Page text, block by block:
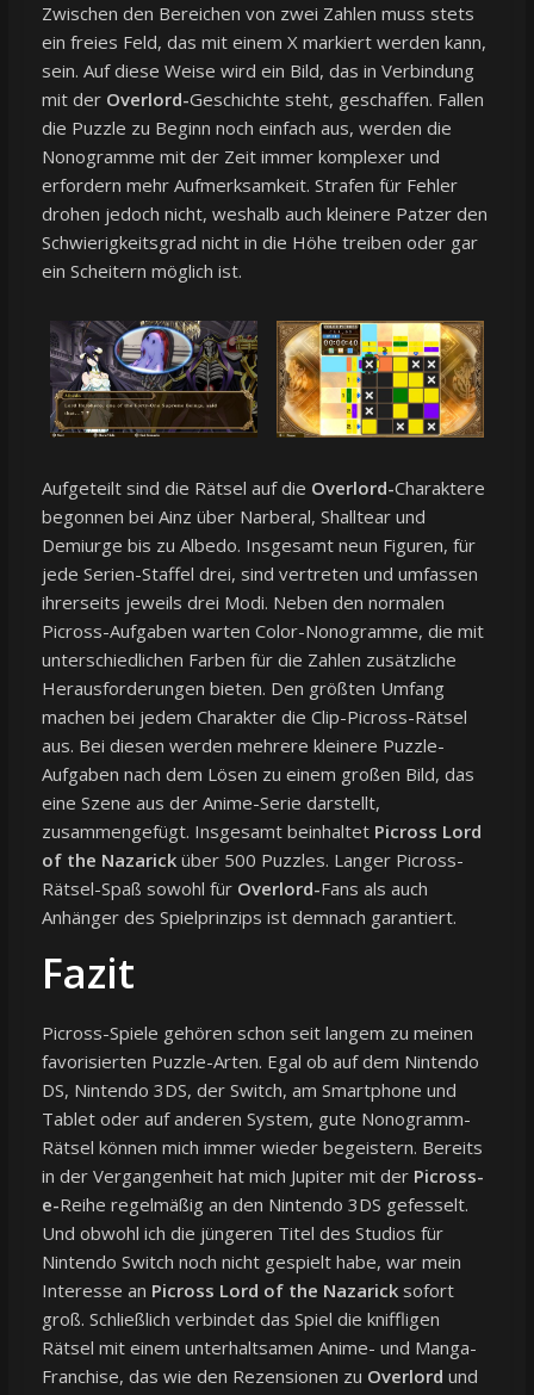
Zwischen den Bereichen von zwei Zahlen muss stets
ein freies Feld, das mit einem X markiert werden kann,
sein. Auf diese Weise wird ein Bild, das in Verbindung
mit der Overlord-Geschichte steht, geschaffen. Fallen
die Puzzle zu Beginn noch einfach aus, werden die
Nonogramme mit der Zeit immer komplexer und
erfordern mehr Aufmerksamkeit. Strafen für Fehler
drohen jedoch nicht, weshalb auch kleinere Patzer den
Schwierigkeitsgrad nicht in die Höhe treiben oder gar
ein Scheitern möglich ist.
Aufgeteilt sind die Rätsel auf die Overlord-Charaktere
begonnen bei Ainz über Narberal, Shalltear und
Demiurge bis zu Albedo. Insgesamt neun Figuren, für
jede Serien-Staffel drei, sind vertreten und umfassen
ihrerseits jeweils drei Modi. Neben den normalen
Picross-Aufgaben warten Color-Nonogramme, die mit
unterschiedlichen Farben für die Zahlen zusätzliche
Herausforderungen bieten. Den größten Umfang
machen bei jedem Charakter die Clip-Picross-Rätsel
aus. Bei diesen werden mehrere kleinere Puzzle-
Aufgaben nach dem Lösen zu einem großen Bild, das
eine Szene aus der Anime-Serie darstellt,
zusammengefügt. Insgesamt beinhaltet Picross Lord
of the Nazaricküber 500 Puzzles. Langer Picross-
Rätsel-Spaß sowohl für Overlord-Fans als auch
Anhänger des Spielprinzips ist demnach garantiert.
Fazit
Picross-Spiele gehören schon seit langem zu meinen
favorisierten Puzzle-Arten. Egal ob auf dem Nintendo
DS, Nintendo 3DS, der Switch, am Smartphone und
Tablet oder auf anderen System, gute Nonogramm-
Rätsel können mich immer wieder begeistern. Bereits
in der Vergangenheit hat mich Jupiter mit der Picross-
e-Reihe regelmäßig an den Nintendo 3DS gefesselt.
Und obwohl ich die jüngeren Titel des Studios für
Nintendo Switch noch nicht gespielt habe, war mein
Interesse an Picross Lord of the Nazaricksofort
groß. Schließlich verbindet das Spiel die kniffligen
Rätsel mit einem unterhaltsamen Anime- und Manga-
Franchise, das wie den Rezensionen zu Overlord und